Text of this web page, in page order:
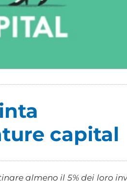
capital
almeno il 5% dei loro